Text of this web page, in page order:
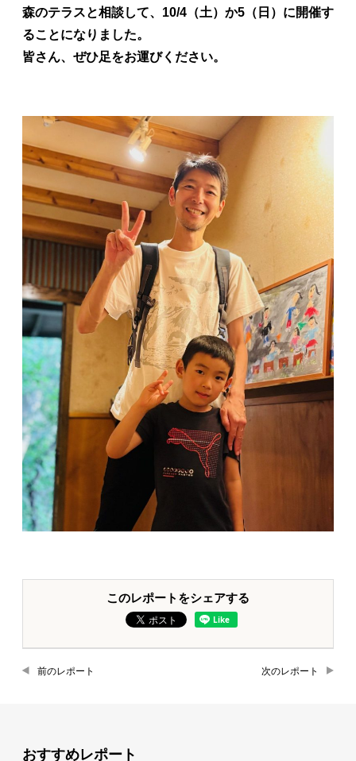
森のテラスと相談して、10/4（土）か5（日）に開催す
ることになりました。
皆さん、ぜひ足をお運びください。
このレポートをシェアする
前のレポート 次のレポート
おすすめレポート